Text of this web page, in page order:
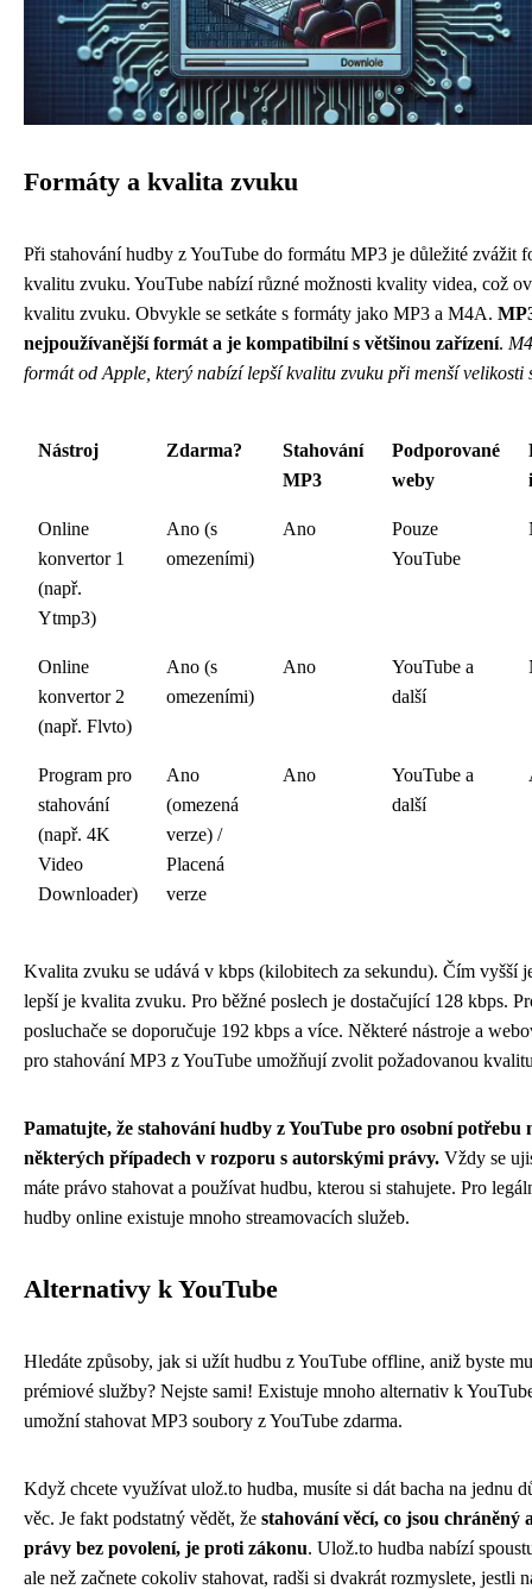
Formáty a kvalita zvuku
Při stahování hudby z YouTube do formátu MP3 je důležité zvážit
kvalitu zvuku. YouTube nabízí různé možnosti kvality videa, což
kvalitu zvuku. Obvykle se setkáte s formáty jako MP3 a M4A.
nejpoužívanější formát a je kompatibilní s většinou zařízení.
formát od Apple, který nabízí lepší kvalitu zvuku při menší velikosti
Nástroj Zdarma?
Stahování
MP3
Podporované
weby
Online
konvertor 1
(např.
Ytmp3)
Ano (s
omezeními)
Ano
Pouze
YouTube
Online
konvertor 2
(např. Flvto)
Ano (s
omezeními)
Ano
YouTube a
další
Program pro
stahování
(např. 4K
Video
Downloader)
Ano
(omezená
verze) /
Placená
verze
Ano
YouTube a
další
Kvalita zvuku se udává v kbps (kilobitech za sekundu). Čím vyšší
lepší je kvalita zvuku. Pro běžné poslech je dostačující 128 kbps.
posluchače se doporučuje 192 kbps a více. Některé nástroje a
pro stahování MP3 z YouTube umožňují zvolit požadovanou
Pamatujte, že stahování hudby z YouTube pro osobní potřebu
některých případech v rozporu s autorskými právy. Vždy se
máte právo stahovat a používat hudbu, kterou si stahujete. Pro
hudby online existuje mnoho streamovacích služeb.
Alternativy k YouTube
Hledáte způsoby, jak si užít hudbu z YouTube offline, aniž byste
prémiové služby? Nejste sami! Existuje mnoho alternativ k
umožní stahovat MP3 soubory z YouTube zdarma.
Když chcete využívat ulož.to hudba, musíte si dát bacha na jednu
věc. Je fakt podstatný vědět, že stahování věcí, co jsou chráněný
právy bez povolení, je proti zákonu. Ulož.to hudba nabízí
ale než začnete cokoliv stahovat, radši si dvakrát rozmyslete, jestli